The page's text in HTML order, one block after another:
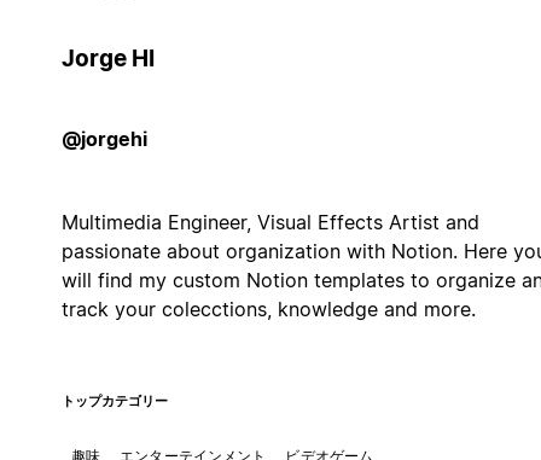
Jorge HI
@jorgehi
Multimedia Engineer, Visual Effects Artist and
passionate about organization with Notion. Here
will find my custom Notion templates to organize
track your colecctions, knowledge and more.
トップカテゴリー
趣味 エンターテインメント ビデオゲーム